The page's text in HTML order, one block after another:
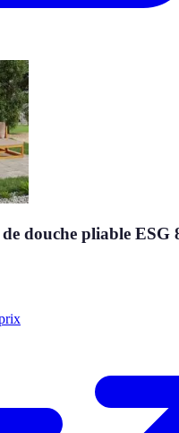
douche pliable ESG